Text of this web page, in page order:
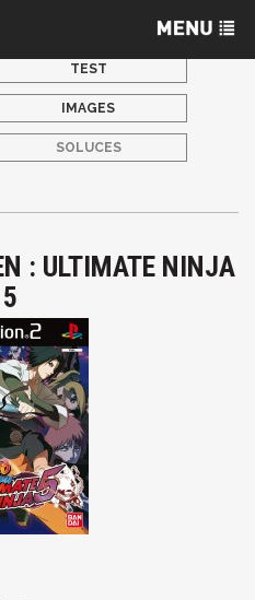
TEST
IMAGES
SOLUCES
: ULTIMATE NINJA
5